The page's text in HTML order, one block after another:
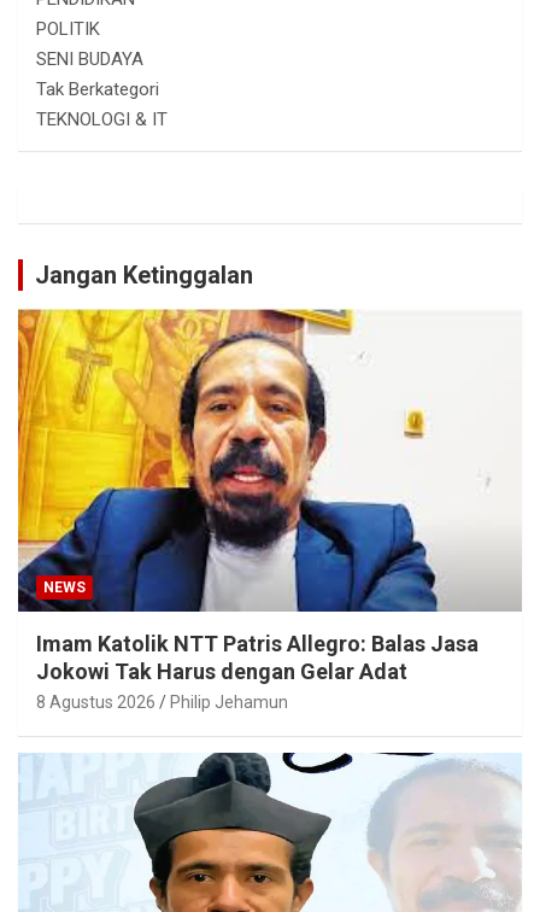
POLITIK
SENI BUDAYA
Tak Berkategori
TEKNOLOGI & IT
Jangan Ketinggalan
NEWS
Imam Katolik NTT Patris Allegro: Balas Jasa
Jokowi Tak Harus dengan Gelar Adat
8 Agustus 2026 Philip Jehamun